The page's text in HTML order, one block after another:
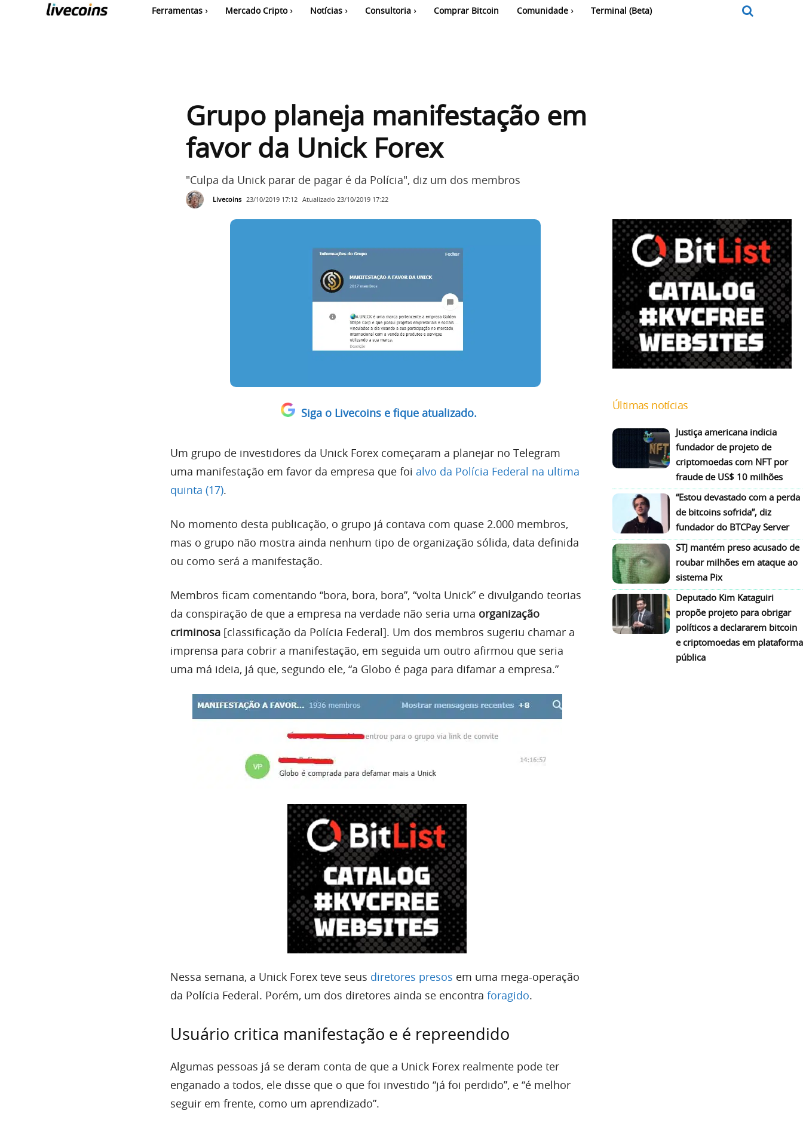
Ferramentas Mercado Cripto Notícias Consultoria Comprar Bitcoin Comunidade Terminal (Beta)
Grupo planeja manifestação em
favor da Unick Forex
"Culpa da Unick parar de pagar é da Polícia", diz um dos membros
Livecoins 23/10/2019 17:12 Atualizado 23/10/2019 17:22
Siga o Livecoins e fique atualizado.
Um grupo de investidores da Unick Forex começaram a planejar no Telegram
uma manifestação em favor da empresa que foi alvo da Polícia Federal na ultima
quinta (17).
No momento desta publicação, o grupo já contava com quase 2.000 membros,
mas o grupo não mostra ainda nenhum tipo de organização sólida, data definida
ou como será a manifestação.
Membros ficam comentando “bora, bora, bora”, “volta Unick” e divulgando teorias
da conspiração de que a empresa na verdade não seria uma organização
criminosa [classificação da Polícia Federal]. Um dos membros sugeriu chamar a
imprensa para cobrir a manifestação, em seguida um outro afirmou que seria
uma má ideia, já que, segundo ele, “a Globo é paga para difamar a empresa.”
Nessa semana, a Unick Forex teve seus diretores presos em uma mega-operação
da Polícia Federal. Porém, um dos diretores ainda se encontra foragido.
Usuário critica manifestação e é repreendido
Algumas pessoas já se deram conta de que a Unick Forex realmente pode ter
enganado a todos, ele disse que o que foi investido “já foi perdido”, e “é melhor
seguir em frente, como um aprendizado”.
Últimas notícias
Justiça americana indicia
fundador de projeto de
criptomoedas com NFT por
fraude de US$ 10 milhões
“Estou devastado com a perda
de bitcoins sofrida”, diz
fundador do BTCPay Server
STJ mantém preso acusado de
roubar milhões em ataque ao
sistema Pix
Deputado Kim Kataguiri
propõe projeto para obrigar
políticos a declararem bitcoin
e criptomoedas em plataforma
pública